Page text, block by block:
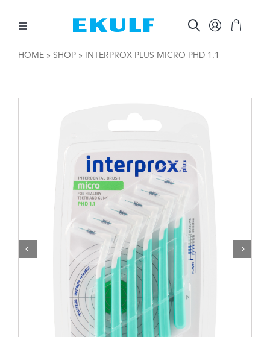
contentToggle
Navigation
BØRST TENNENE
ØVRIGE PRODUKTER
HOME» SHOP» INTERPROX PLUS MICRO PHD 1.1
 